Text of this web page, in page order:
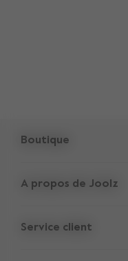
Boutique
Accessoires
Pièces de rechange
A propos de Joolz
Informations sur la société
Service client